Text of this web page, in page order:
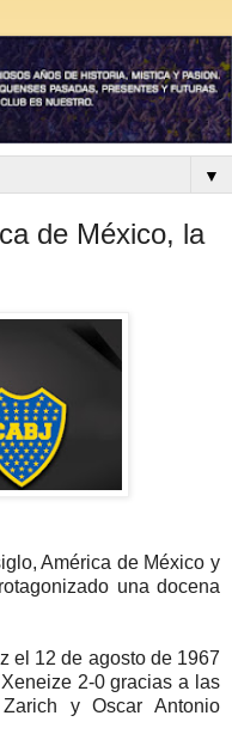
▼
de México, la
América de México y
una docena
el 12 de agosto de 1967
2-0 gracias a las
y Oscar Antonio